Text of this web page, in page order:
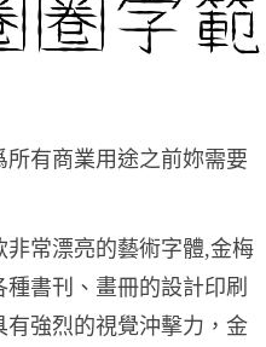
有商業用途之前妳需要
常漂亮的藝術字體,金梅
書刊、畫冊的設計印刷
強烈的視覺沖擊力，金